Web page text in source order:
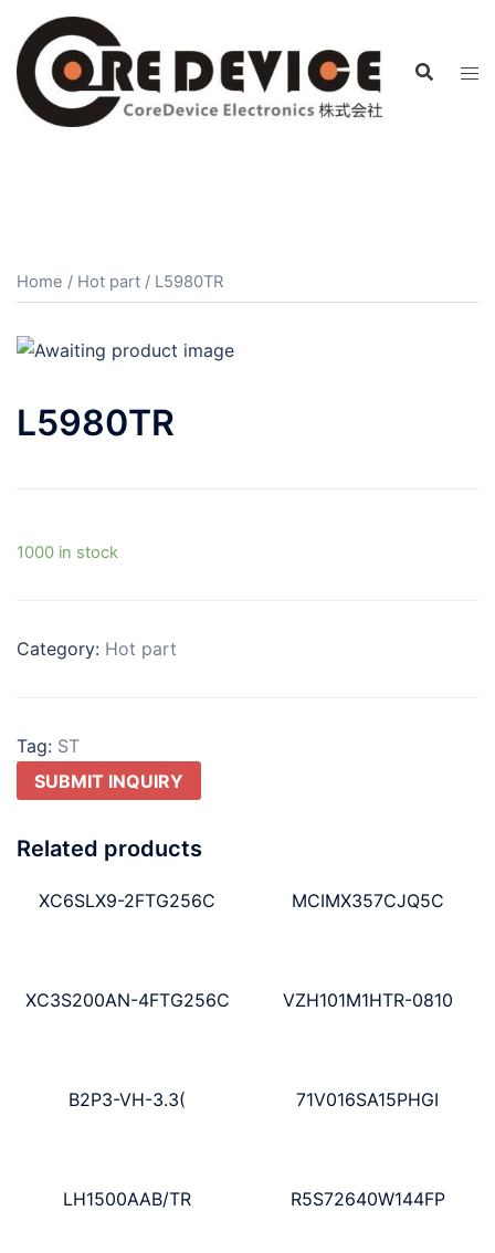
Home / Hot part / L5980TR
L5980TR
1000 in stock
Category: Hot part
Tag: ST
SUBMIT INQUIRY
Related products
XC6SLX9-2FTG256C MCIMX357CJQ5C
XC3S200AN-4FTG256C VZH101M1HTR-0810
B2P3-VH-3.3( 71V016SA15PHGI
LH1500AAB/TR R5S72640W144FP